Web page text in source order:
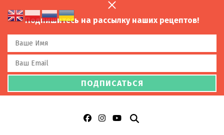
Подпишитесь на рассылку наших рецептов!